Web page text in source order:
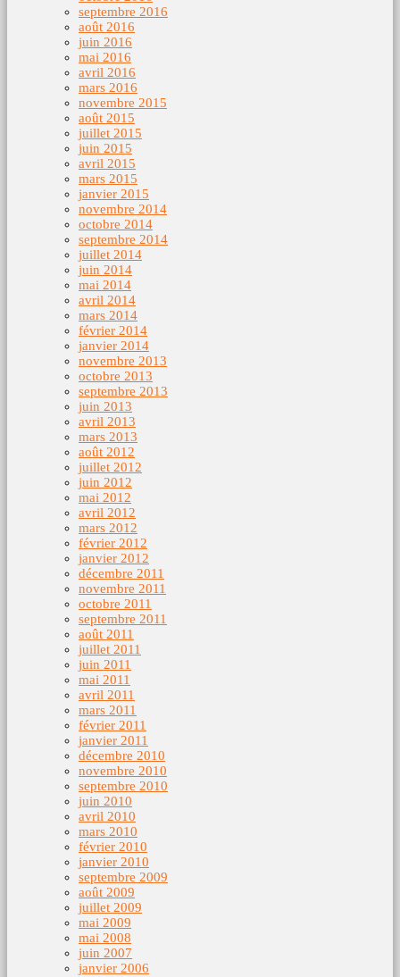
septembre 2016
août 2016
juin 2016
mai 2016
avril 2016
mars 2016
novembre 2015
août 2015
juillet 2015
juin 2015
avril 2015
mars 2015
janvier 2015
novembre 2014
octobre 2014
septembre 2014
juillet 2014
juin 2014
mai 2014
avril 2014
mars 2014
février 2014
janvier 2014
novembre 2013
octobre 2013
septembre 2013
juin 2013
avril 2013
mars 2013
août 2012
juillet 2012
juin 2012
mai 2012
avril 2012
mars 2012
février 2012
janvier 2012
décembre 2011
novembre 2011
octobre 2011
septembre 2011
août 2011
juillet 2011
juin 2011
mai 2011
avril 2011
mars 2011
février 2011
janvier 2011
décembre 2010
novembre 2010
septembre 2010
juin 2010
avril 2010
mars 2010
février 2010
janvier 2010
septembre 2009
août 2009
juillet 2009
mai 2009
mai 2008
juin 2007
janvier 2006